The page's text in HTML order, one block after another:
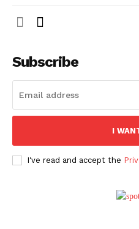
О нас
Политика конфиденциальности
Subscribe
I
I've read and accept the